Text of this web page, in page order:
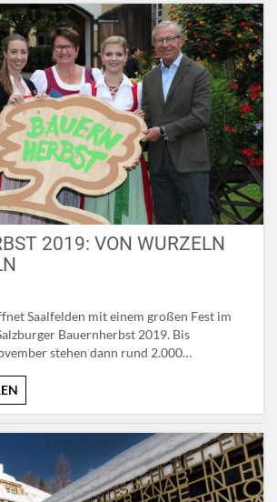
Region…
2019: VON WURZELN
Saalfelden mit einem großen Fest im
Bauernherbst 2019. Bis
stehen dann rund 2.000
Besucher erwartet werden. 1996 als
im Salzburger Flachgau gestartet,